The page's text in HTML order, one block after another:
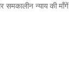
समकालीन न्याय की माँगें